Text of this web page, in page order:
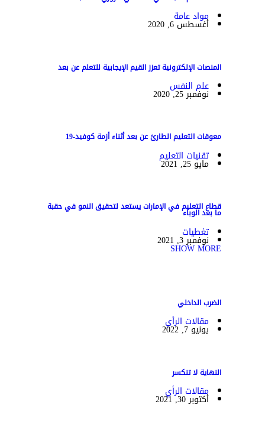
مواد عامة
أغسطس 6, 2020
المنصات الإلكترونية تعزز القيم الإيجابية للتعلم عن بعد
علم النفس
نوفمبر 25, 2020
معوقات التعليم الطارئ عن بعد أثناء أزمة كوفيد-19
تقنيات التعليم
مايو 25, 2021
قطاع التعليم في الإمارات يستعد لتحقيق النمو في حقبة
ما بعد الوباء
تغطيات
نوفمبر 3, 2021
SHOW MORE
الضرب الداخلي
مقالات الرأي
يونيو 7, 2022
النهاية لا تنكسر
مقالات الرأي
أكتوبر 30, 2021